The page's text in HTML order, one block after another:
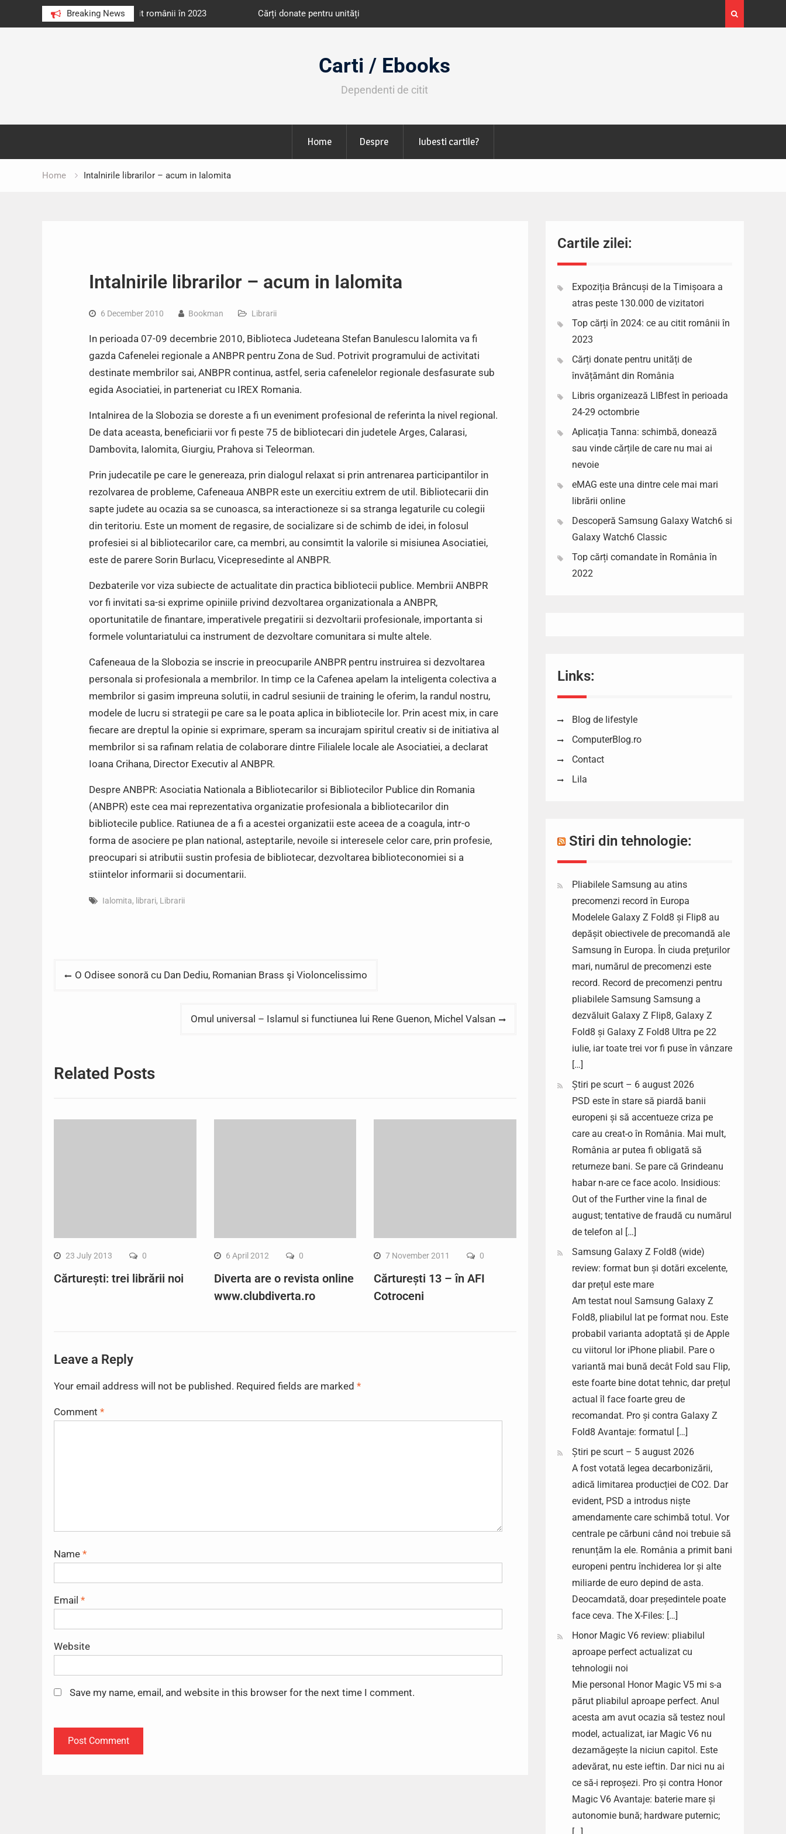
Breaking News
au citit românii în 2023 Cărți donate pentru unități de învățământ din România
octombrie
Expoziția Brâncuși de la Timișoara a atras peste
130.000 de vizitatori
Carti / Ebooks
Dependenti de citit
Home Despre Iubesti cartile?
Home Intalnirile librarilor – acum in Ialomita
Intalnirile librarilor – acum in Ialomita
6 December 2010 Bookman Librarii
In perioada 07-09 decembrie 2010, Biblioteca Judeteana Stefan Banulescu Ialomita va fi
gazda Cafenelei regionale a ANBPR pentru Zona de Sud. Potrivit programului de activitati
destinate membrilor sai, ANBPR continua, astfel, seria cafenelelor regionale desfasurate sub
egida Asociatiei, in parteneriat cu IREX Romania.
Intalnirea de la Slobozia se doreste a fi un eveniment profesional de referinta la nivel regional.
De data aceasta, beneficiarii vor fi peste 75 de bibliotecari din judetele Arges, Calarasi,
Dambovita, Ialomita, Giurgiu, Prahova si Teleorman.
Prin judecatile pe care le genereaza, prin dialogul relaxat si prin antrenarea participantilor in
rezolvarea de probleme, Cafeneaua ANBPR este un exercitiu extrem de util. Bibliotecarii din
sapte judete au ocazia sa se cunoasca, sa interactioneze si sa stranga legaturile cu colegii
din teritoriu. Este un moment de regasire, de socializare si de schimb de idei, in folosul
profesiei si al bibliotecarilor care, ca membri, au consimtit la valorile si misiunea Asociatiei,
este de parere Sorin Burlacu, Vicepresedinte al ANBPR.
Dezbaterile vor viza subiecte de actualitate din practica bibliotecii publice. Membrii ANBPR
vor fi invitati sa-si exprime opiniile privind dezvoltarea organizationala a ANBPR,
oportunitatile de finantare, imperativele pregatirii si dezvoltarii profesionale, importanta si
formele voluntariatului ca instrument de dezvoltare comunitara si multe altele.
Cafeneaua de la Slobozia se inscrie in preocuparile ANBPR pentru instruirea si dezvoltarea
personala si profesionala a membrilor. In timp ce la Cafenea apelam la inteligenta colectiva a
membrilor si gasim impreuna solutii, in cadrul sesiunii de training le oferim, la randul nostru,
modele de lucru si strategii pe care sa le poata aplica in bibliotecile lor. Prin acest mix, in care
fiecare are dreptul la opinie si exprimare, speram sa incurajam spiritul creativ si de initiativa al
membrilor si sa rafinam relatia de colaborare dintre Filialele locale ale Asociatiei, a declarat
Ioana Crihana, Director Executiv al ANBPR.
Despre ANBPR: Asociatia Nationala a Bibliotecarilor si Bibliotecilor Publice din Romania
(ANBPR) este cea mai reprezentativa organizatie profesionala a bibliotecarilor din
bibliotecile publice. Ratiunea de a fi a acestei organizatii este aceea de a coagula, intr-o
forma de asociere pe plan national, asteptarile, nevoile si interesele celor care, prin profesie,
preocupari si atributii sustin profesia de bibliotecar, dezvoltarea biblioteconomiei si a
stiintelor informarii si documentarii.
Ialomita, librari, Librarii
PostO Odisee sonoră cu Dan Dediu, Romanian Brass şi Violoncelissimo
Omul universal – Islamul si functiunea lui Rene Guenon, Michel Valsan
Related Posts
23 July 2013 0
Cărturești: trei librării noi
6 April 2012 0
Diverta are o revista online
www.clubdiverta.ro
7 November 2011 0
Cărturești 13 – în AFI
Cotroceni
Leave a Reply
Your email address will not be published. Required fields are marked *
Comment *
Name *
Email *
Website
Save my name, email, and website in this browser for the next time I comment.
Cartile zilei:
Expoziția Brâncuși de la Timișoara a
atras peste 130.000 de vizitatori
Top cărți în 2024: ce au citit românii în
2023
Cărți donate pentru unități de
învățământ din România
Libris organizează LIBfest în perioada
24-29 octombrie
Aplicația Tanna: schimbă, donează
sau vinde cărțile de care nu mai ai
nevoie
eMAG este una dintre cele mai mari
librării online
Descoperă Samsung Galaxy Watch6 si
Galaxy Watch6 Classic
Top cărți comandate în România în
2022
Links:
Blog de lifestyle
ComputerBlog.ro
Contact
Lila
Stiri din tehnologie:
Pliabilele Samsung au atins
precomenzi record în Europa
Modelele Galaxy Z Fold8 și Flip8 au
depășit obiectivele de precomandă ale
Samsung în Europa. În ciuda prețurilor
mari, numărul de precomenzi este
record. Record de precomenzi pentru
pliabilele Samsung Samsung a
dezvăluit Galaxy Z Flip8, Galaxy Z
Fold8 și Galaxy Z Fold8 Ultra pe 22
iulie, iar toate trei vor fi puse în vânzare
[…]
Știri pe scurt – 6 august 2026
PSD este în stare să piardă banii
europeni și să accentueze criza pe
care au creat-o în România. Mai mult,
România ar putea fi obligată să
returneze bani. Se pare că Grindeanu
habar n-are ce face acolo. Insidious:
Out of the Further vine la final de
august; tentative de fraudă cu numărul
de telefon al […]
Samsung Galaxy Z Fold8 (wide)
review: format bun și dotări excelente,
dar prețul este mare
Am testat noul Samsung Galaxy Z
Fold8, pliabilul lat pe format nou. Este
probabil varianta adoptată și de Apple
cu viitorul lor iPhone pliabil. Pare o
variantă mai bună decât Fold sau Flip,
este foarte bine dotat tehnic, dar prețul
actual îl face foarte greu de
recomandat. Pro și contra Galaxy Z
Fold8 Avantaje: formatul […]
Știri pe scurt – 5 august 2026
A fost votată legea decarbonizării,
adică limitarea producției de CO2. Dar
evident, PSD a introdus niște
amendamente care schimbă totul. Vor
centrale pe cărbuni când noi trebuie să
renunțăm la ele. România a primit bani
europeni pentru închiderea lor și alte
miliarde de euro depind de asta.
Deocamdată, doar președintele poate
face ceva. The X-Files: […]
Honor Magic V6 review: pliabilul
aproape perfect actualizat cu
tehnologii noi
Mie personal Honor Magic V5 mi s-a
părut pliabilul aproape perfect. Anul
acesta am avut ocazia să testez noul
model, actualizat, iar Magic V6 nu
dezamăgește la niciun capitol. Este
adevărat, nu este ieftin. Dar nici nu ai
ce să-i reproșezi. Pro și contra Honor
Magic V6 Avantaje: baterie mare și
autonomie bună; hardware puternic;